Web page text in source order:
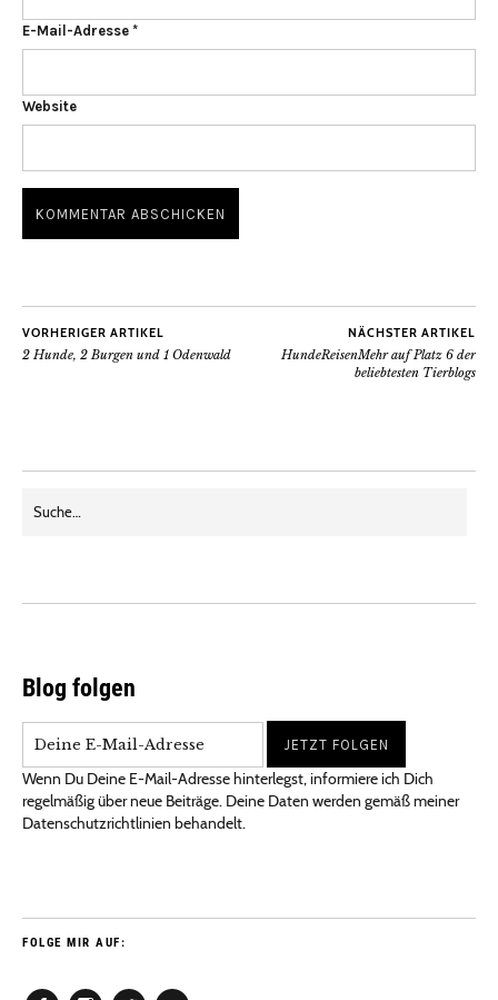
E-Mail-Adresse *
Website
VORHERIGER ARTIKEL
2 Hunde, 2 Burgen und 1 Odenwald
NÄCHSTER ARTIKEL
HundeReisenMehr auf Platz 6 der
beliebtesten Tierblogs
Blog folgen
Wenn Du Deine E-Mail-Adresse hinterlegst, informiere ich Dich
regelmäßig über neue Beiträge. Deine Daten werden gemäß meiner
Datenschutzrichtlinien behandelt.
FOLGE MIR AUF: